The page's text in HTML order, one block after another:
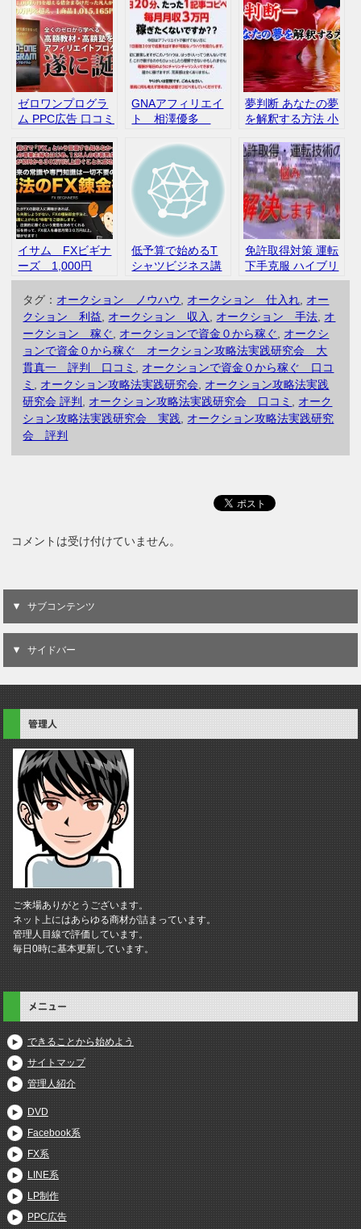
ゼロワンプログラ
ム PPC広告 口コミ
GNAアフィリエイ
ト 相澤優多
ね 評判 口コ
ミ インフォカー
ト
夢判断 あなたの夢
を解釈する方法 小
円 内容 口コミ
イサム FXビギナ
ーズ 1,000円
低予算で始めるT
シャツビジネス講
座 工程編 製作
編 浮邉秀文 イン
フォトップ
免許取得対策 運転
下手克服 ハイブリ
ッドマニュアル 小
久正巳 評判 口
コミ
タグ： オークション ノウハウ オークション 仕入れ オー
クション 利益
オークション 収入 オークション 手法 オ
ークション 稼ぐ
オークションで資金０から稼ぐ
オークシ
ョンで資金０から稼ぐ オークション攻略法実践研究会 大
貫真一 評判 口コミ
オークションで資金０から稼ぐ 口コ
ミ
オークション攻略法実践研究会
オークション攻略法実践
研究会 評判
オークション攻略法実践研究会 口コミ
オーク
ション攻略法実践研究会 実践
オークション攻略法実践研究
会 評判
コメントは受け付けていません。
サブコンテンツ
サイドバー
管理人
ご来場ありがとうございます。
ネット上にはあらゆる商材が詰まっています。
管理人目線で評価しています。
毎日0時に基本更新しています。
メニュー
できることから始めよう
サイトマップ
管理人紹介
DVD
Facebook系
FX系
LINE系
LP制作
PPC広告